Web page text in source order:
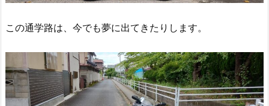
この通学路は、今でも夢に出てきたりします。